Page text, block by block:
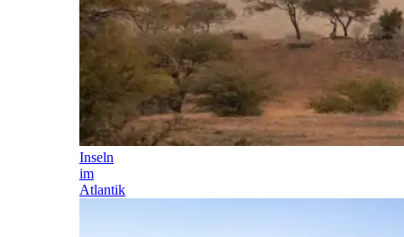
Inseln
im
Atlantik